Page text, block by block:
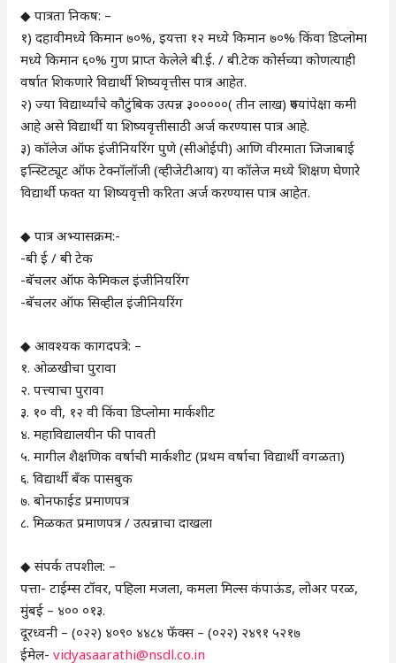
◆ पात्रता निकष: –
१) दहावीमध्ये किमान ७०%, इयत्ता १२ मध्ये किमान ७०% किंवा डिप्लोमा
मध्ये किमान ६०% गुण प्राप्त केलेले बी.ई. / बी.टेक कोर्सच्या कोणत्याही
वर्षात शिकणारे विद्यार्थी शिष्यवृत्तीस पात्र आहेत.
२) ज्या विद्यार्थ्यांचे कौटुंबिक उत्पन्न ३०००००( तीन लाख) रुपयांपेक्षा कमी
आहे असे विद्यार्थी या शिष्यवृत्तीसाठी अर्ज करण्यास पात्र आहे.
३) कॉलेज ऑफ इंजीनियरिंग पुणे (सीओईपी) आणि वीरमाता जिजाबाई
इन्स्टिट्यूट ऑफ टेक्नॉलॉजी (व्हीजेटीआय) या कॉलेज मध्ये शिक्षण घेणारे
विद्यार्थी फक्त या शिष्यवृत्ती करिता अर्ज करण्यास पात्र आहेत.
◆ पात्र अभ्यासक्रम:-
-बी ई / बी टेक
-बॅचलर ऑफ केमिकल इंजीनियरिंग
-बॅचलर ऑफ सिव्हील इंजीनियरिंग
◆ आवश्यक कागदपत्रे: –
१. ओळखीचा पुरावा
२. पत्त्याचा पुरावा
३. १० वी, १२ वी किंवा डिप्लोमा मार्कशीट
४. महाविद्यालयीन फी पावती
५. मागील शैक्षणिक वर्षाची मार्कशीट (प्रथम वर्षाचा विद्यार्थी वगळता)
६. विद्यार्थी बँक पासबुक
७. बोनफाईड प्रमाणपत्र
८. मिळकत प्रमाणपत्र / उत्पन्नाचा दाखला
◆ संपर्क तपशील: –
पत्ता- टाईम्स टॉवर, पहिला मजला, कमला मिल्स कंपाऊंड, लोअर परळ,
मुंबई – ४०० ०१३.
दूरध्वनी – (०२२) ४०९० ४४८४ फॅक्स – (०२२) २४९१ ५२१७
ईमेल-vidyasaarathi@nsdl.co.in